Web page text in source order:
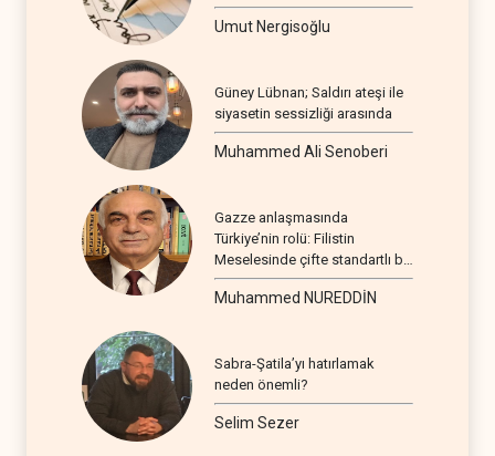
Umut Nergisoğlu
Güney Lübnan; Saldırı ateşi ile
siyasetin sessizliği arasında
Muhammed Ali Senoberi
Gazze anlaşmasında
Türkiye’nin rolü: Filistin
Meselesinde çifte standartlı bir
seyir
Muhammed NUREDDİN
Sabra-Şatila’yı hatırlamak
neden önemli?
Selim Sezer